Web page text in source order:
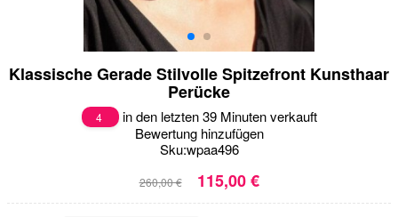
Klassische Gerade Stilvolle Spitzefront Kunsthaar
Perücke
4
in den letzten 39 Minuten verkauft
Bewertung hinzufügen
Sku:wpaa496
260,00 € 115,00 €